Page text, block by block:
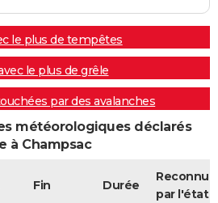
le plus de tempêtes
le plus de grêle
par des avalanches
météorologiques déclarés
à Champsac
Fin Durée
Reconnue
par l'état